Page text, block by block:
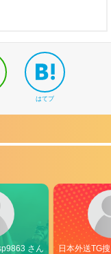
はてブ
さん 日本外送TG